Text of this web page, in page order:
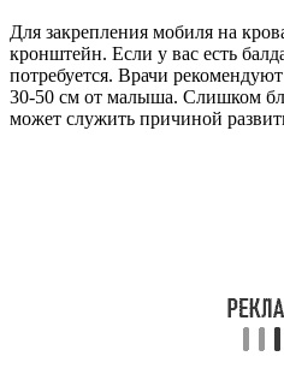
Для закрепления мобиля на
кронштейн. Если у вас есть
потребуется. Врачи
30-50 см от малыша. Слишком
может служить причиной